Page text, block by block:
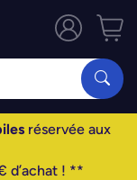
réservée aux
d’achat ! **